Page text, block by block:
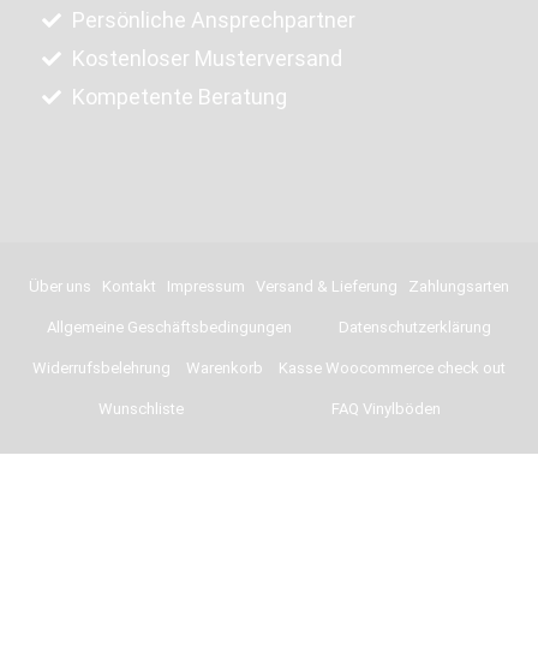
Persönliche Ansprechpartner
Kostenloser Musterversand
Kompetente Beratung
Über uns Kontakt Impressum Versand & Lieferung Zahlungsarten
Allgemeine Geschäftsbedingungen Datenschutzerklärung
Widerrufsbelehrung Warenkorb Kasse Woocommerce check out
Wunschliste FAQ Vinylböden